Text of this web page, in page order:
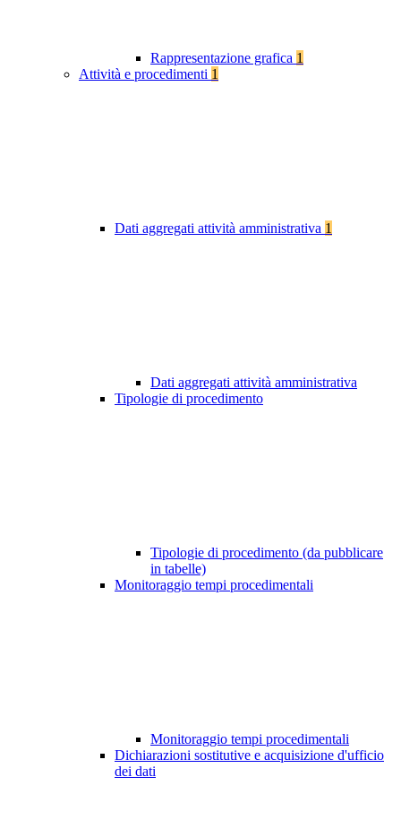
Rappresentazione grafica 1
Attività e procedimenti 1
Dati aggregati attività amministrativa 1
Dati aggregati attività amministrativa
Tipologie di procedimento
Tipologie di procedimento (da pubblicare
in tabelle)
Monitoraggio tempi procedimentali
Monitoraggio tempi procedimentali
Dichiarazioni sostitutive e acquisizione d'ufficio
dei dati